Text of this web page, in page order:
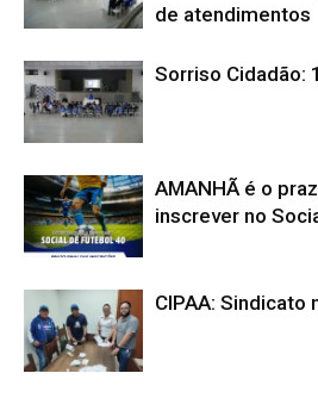
de atendimentos
Sorriso Cidadão:
AMANHÃ é o
inscrever no
CIPAA: Sindicato